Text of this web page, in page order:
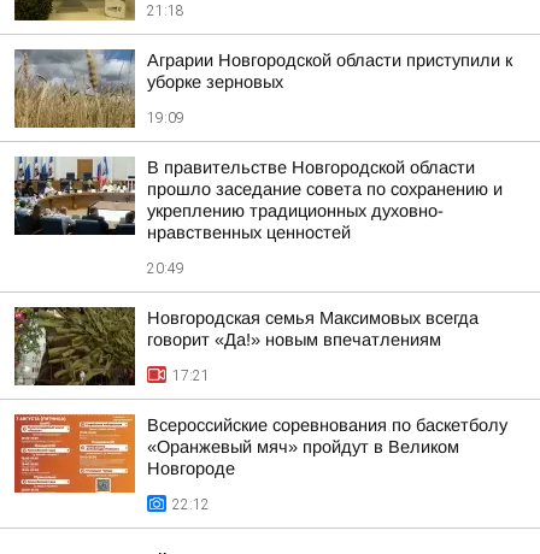
21:18
Аграрии Новгородской области приступили к
уборке зерновых
19:09
В правительстве Новгородской области
прошло заседание совета по сохранению и
укреплению традиционных духовно-
нравственных ценностей
20:49
Новгородская семья Максимовых всегда
говорит «Да!» новым впечатлениям
17:21
Всероссийские соревнования по баскетболу
«Оранжевый мяч» пройдут в Великом
Новгороде
22:12